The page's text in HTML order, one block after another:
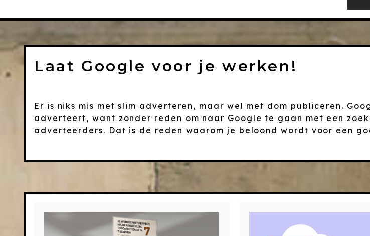
Laat Google voor je werken!
Er is niks mis met slim adverteren, maar wel met dom publiceren.
adverteert, want zonder reden om naar Google te gaan met een
adverteerders. Dat is de reden waarom je beloond wordt voor een